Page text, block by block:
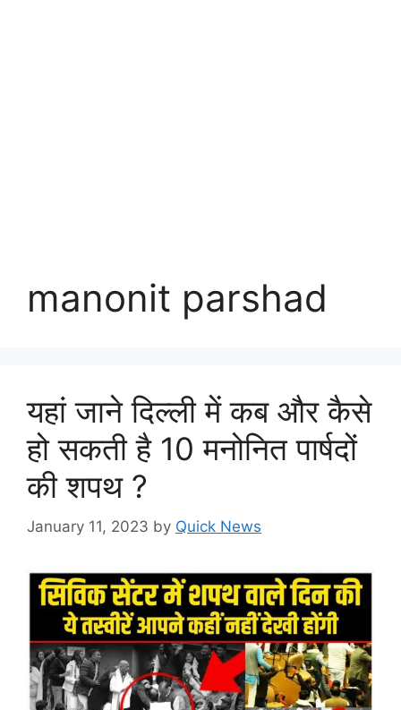
manonit parshad
यहां जाने दिल्ली में कब और कैसे
हो सकती है 10 मनोनित पार्षदों
की शपथ ?
January 11, 2023 by Quick News